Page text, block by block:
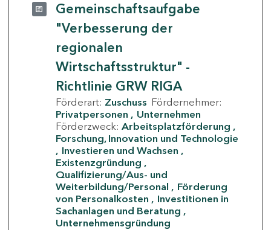
Gemeinschaftsaufgabe
"Verbesserung der
regionalen
Wirtschaftsstruktur" -
Richtlinie GRW RIGA
Förderart: Zuschuss Fördernehmer:
Privatpersonen
Unternehmen
Förderzweck: Arbeitsplatzförderung
Forschung, Innovation und Technologie
Investieren und Wachsen
Existenzgründung
Qualifizierung/Aus- und
Weiterbildung/Personal
Förderung
von Personalkosten
Investitionen in
Sachanlagen und Beratung
Unternehmensgründung